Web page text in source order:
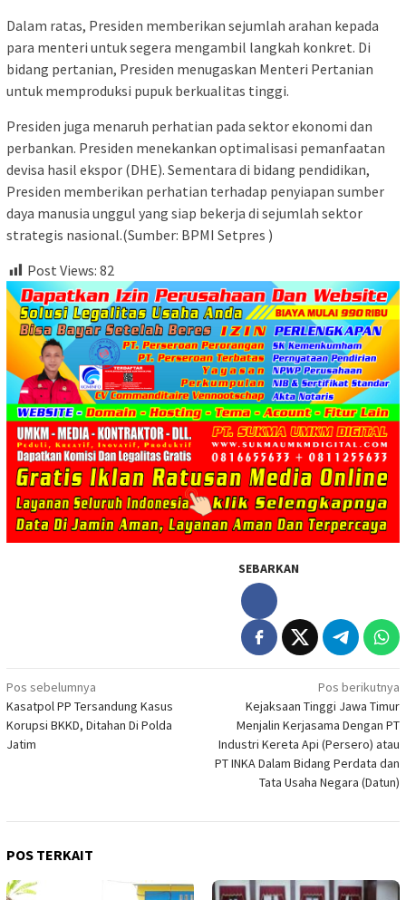
Dalam ratas, Presiden memberikan sejumlah arahan kepada
para menteri untuk segera mengambil langkah konkret. Di
bidang pertanian, Presiden menugaskan Menteri Pertanian
untuk memproduksi pupuk berkualitas tinggi.
Presiden juga menaruh perhatian pada sektor ekonomi dan
perbankan. Presiden menekankan optimalisasi pemanfaatan
devisa hasil ekspor (DHE). Sementara di bidang pendidikan,
Presiden memberikan perhatian terhadap penyiapan sumber
daya manusia unggul yang siap bekerja di sejumlah sektor
strategis nasional.(Sumber: BPMI Setpres )
Post Views: 82
SEBARKAN
Navigasi
pos
Pos sebelumnya
Kasatpol PP Tersandung Kasus
Korupsi BKKD, Ditahan Di Polda
Jatim
Pos berikutnya
Kejaksaan Tinggi Jawa Timur
Menjalin Kerjasama Dengan PT
Industri Kereta Api (Persero) atau
PT INKA Dalam Bidang Perdata dan
Tata Usaha Negara (Datun)
POS TERKAIT